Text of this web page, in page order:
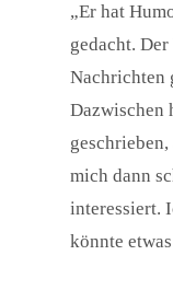
„Er hat
gedacht.
Nachrichten
Dazwischen
geschrieben,
mich dann
interessiert.
könnte